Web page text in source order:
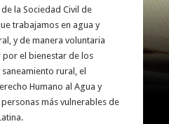
la Sociedad Civil de
trabajamos en agua y
y de manera voluntaria
el bienestar de los
rural, el
Humano al Agua y
más vulnerables de